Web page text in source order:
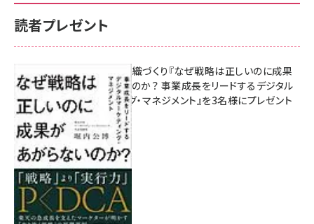
読者プレゼント
成果を生む組織づくり『なぜ戦略は正しいのに成果
があがらないのか？ 事業成長をリードするデジタル
マーケティング・マネジメント』を3名様にプレゼント
8月7日 10:00